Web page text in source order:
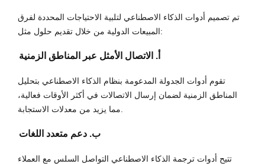
تم تصميم أدوات الذكاء الاصطناعي لتلبية الاحتياجات المحددة لفرق
المبيعات الدولية من خلال تقديم حلول مثل:
أ. الاتصال الأمثل عبر المناطق الزمنية
تقوم أدوات الجدولة المدعومة بنظام الذكاء الاصطناعي بتحليل
المناطق الزمنية لضمان إرسال الاتصالات في أكثر الأوقات فعالية،
مما يزيد من معدلات الاستجابة.
ب. دعم متعدد اللغات
تتيح أدوات ترجمة الذكاء الاصطناعي التواصل السلس مع العملاء